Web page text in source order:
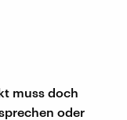
muss doch
oder